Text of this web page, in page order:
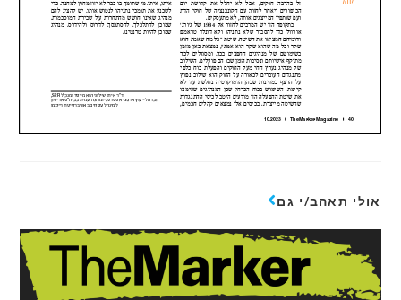
אולי תאהב/י גם